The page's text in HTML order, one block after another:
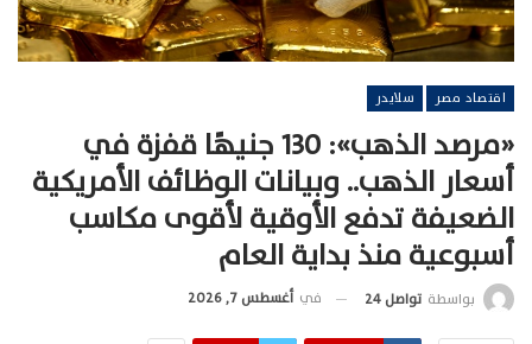
اقتصاد مصر سلايدر
«مرصد الذهب»: 130 جنيهًا قفزة في
أسعار الذهب.. وبيانات الوظائف الأمريكية
الضعيفة تدفع الأوقية لأقوى مكاسب
أسبوعية منذ بداية العام
بواسطة تواصل 24 في أغسطس 7, 2026